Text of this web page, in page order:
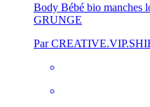
Body Bébé bio manches
GRUNGE
Par